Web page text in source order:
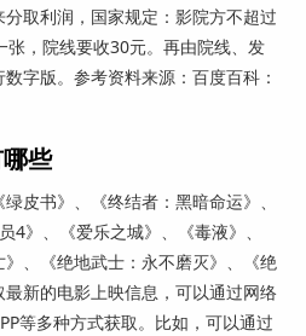
取利润，国家规定：影院方不超过
张，院线要收30元。再由院线、发
字版。参考资料来源：百度百科：
些
皮书》、《终结者：黑暗命运》、
4》、《爱乐之城》、《毒液》、
》、《绝地武士：永不磨灭》、《绝
新的电影上映信息，可以通过网络
等多种方式获取。比如，可以通过